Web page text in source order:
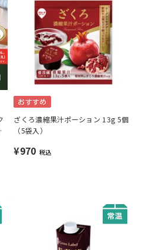
おすすめ
ざくろ濃縮果汁ポーション 13g 5個
（5袋入）
¥970 税込